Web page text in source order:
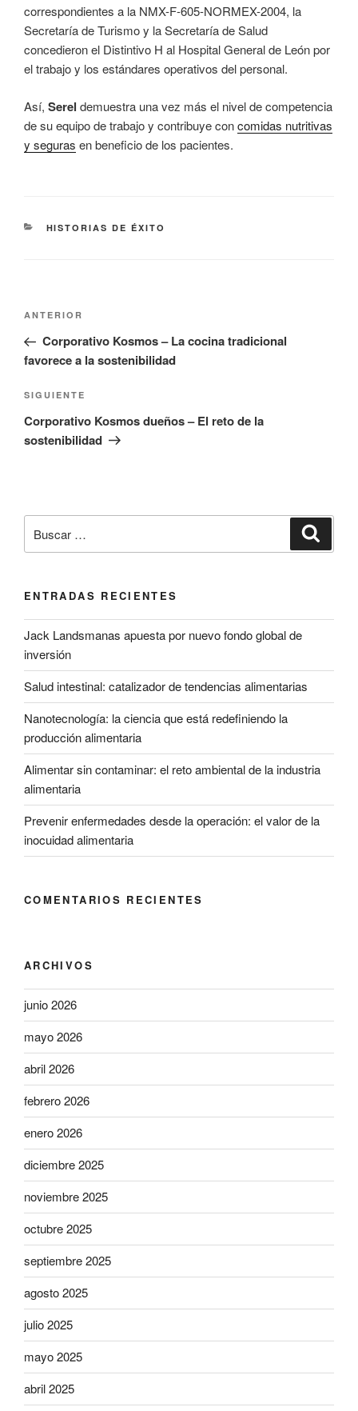
correspondientes a la NMX-F-605-NORMEX-2004, la
Secretaría de Turismo y la Secretaría de Salud
concedieron el Distintivo H al Hospital General de León por
el trabajo y los estándares operativos del personal.
Así, Serel demuestra una vez más el nivel de competencia
de su equipo de trabajo y contribuye concomidas nutritivas
y seguras en beneficio de los pacientes.
CATEGORÍAS
HISTORIAS DE ÉXITO
Navegación
entradas
Entrada
anterior:
ANTERIOR
Corporativo Kosmos – La cocina tradicional
favorece a la sostenibilidad
Siguiente
entrada
SIGUIENTE
Corporativo Kosmos dueños – El reto de la
sostenibilidad
por:
ENTRADAS RECIENTES
Jack Landsmanas apuesta por nuevo fondo global de
inversión
Salud intestinal: catalizador de tendencias alimentarias
Nanotecnología: la ciencia que está redefiniendo la
producción alimentaria
Alimentar sin contaminar: el reto ambiental de la industria
alimentaria
Prevenir enfermedades desde la operación: el valor de la
inocuidad alimentaria
COMENTARIOS RECIENTES
ARCHIVOS
junio 2026
mayo 2026
abril 2026
febrero 2026
enero 2026
diciembre 2025
noviembre 2025
octubre 2025
septiembre 2025
agosto 2025
julio 2025
mayo 2025
abril 2025